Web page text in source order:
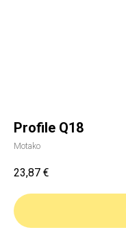
Profile Q18
Motako
23,87 €